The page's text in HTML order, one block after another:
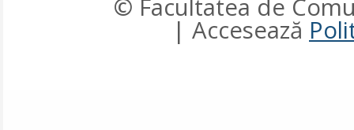
© Facultatea de
| Accesează